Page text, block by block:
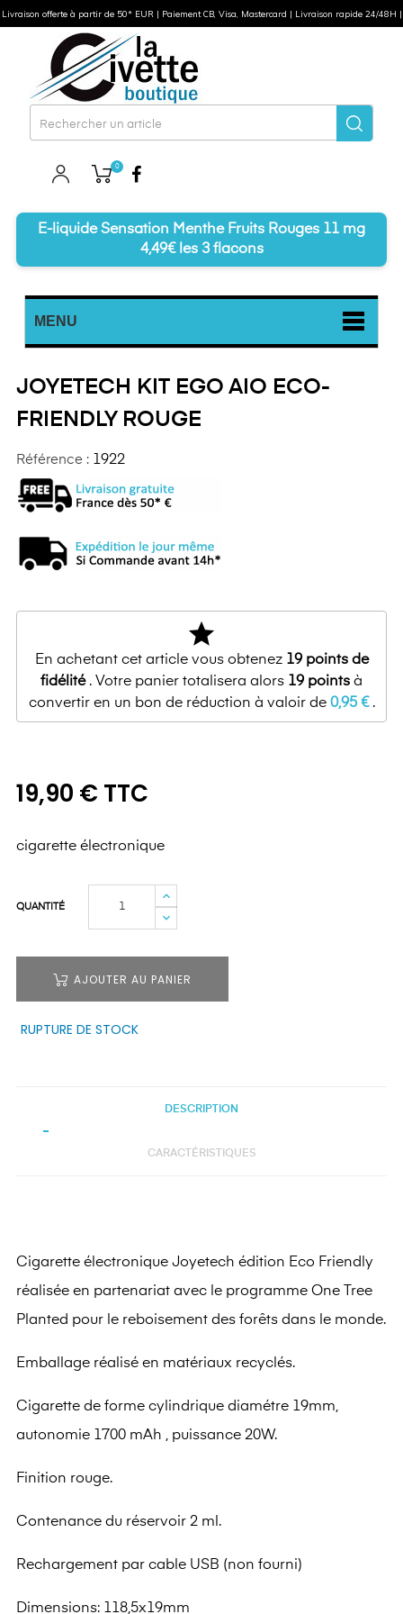
0
E-liquide Sensation Menthe Fruits Rouges 11 mg
4,49€ les 3 flacons
MENU
JOYETECH KIT EGO AIO ECO-
FRIENDLY ROUGE
Référence : 1922
star
En achetant cet article vous obtenez 19points de
fidélité. Votre panier totalisera alors 19 points à
convertir en un bon de réduction à valoir de 0,95 €.
19,90 € TTC
cigarette électronique
QUANTITÉ
AJOUTER AU PANIER
RUPTURE DE STOCK
DESCRIPTION
CARACTÉRISTIQUES
Cigarette électronique Joyetech édition Eco Friendly
réalisée en partenariat avec le programme One Tree
Planted pour le reboisement des forêts dans le monde.
Emballage réalisé en matériaux recyclés.
Cigarette de forme cylindrique diamétre 19mm,
autonomie 1700 mAh , puissance 20W.
Finition rouge.
Contenance du réservoir 2 ml.
Rechargement par cable USB (non fourni)
Dimensions: 118,5x19mm
Livraison offerte à partir de 50* EUR | Paiement CB, Visa, Mastercard | Livraison rapide 24/48H |